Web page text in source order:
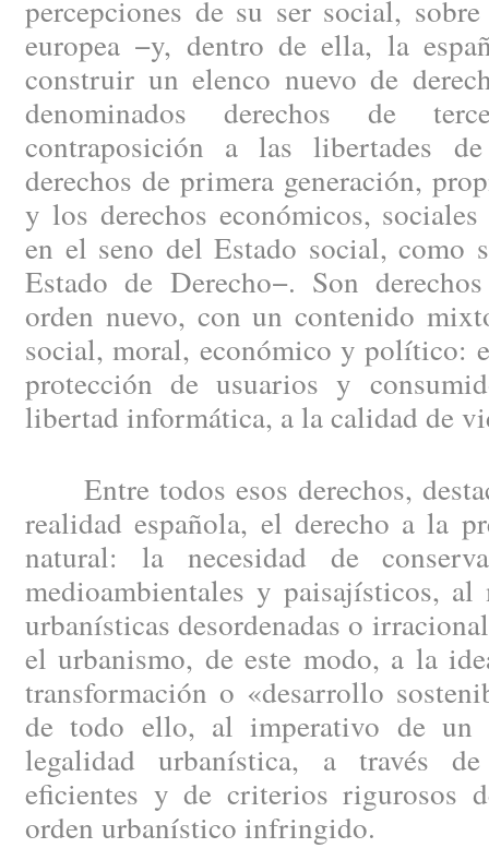
percepciones de su ser social,
europea −y, dentro de ella, la
construir un elenco nuevo de
denominados derechos de
contraposición a las libertades
derechos de primera generación,
y los derechos económicos,
en el seno del Estado social, como
Estado de Derecho−. Son
orden nuevo, con un contenido
social, moral, económico y político:
protección de usuarios y
libertad informática, a la calidad de
Entre todos esos derechos,
realidad española, el derecho a la
natural: la necesidad de
medioambientales y paisajísticos, al
urbanísticas desordenadas o
el urbanismo, de este modo, a la
transformación o «desarrollo
de todo ello, al imperativo de un
legalidad urbanística, a través
eficientes y de criterios rigurosos
orden urbanístico infringido.